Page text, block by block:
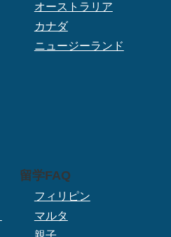
オーストラリア
カナダ
ニュージーランド
留学FAQ
フィリピン
マルタ